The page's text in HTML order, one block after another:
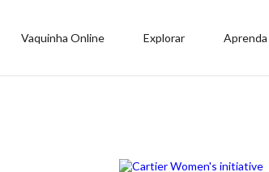
Vaquinha Online Explorar Aprenda